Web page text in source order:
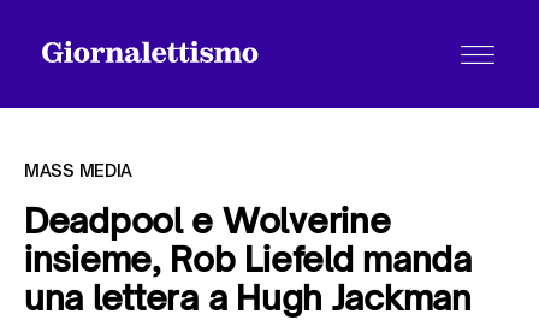
Tutti gli articoli
MASS MEDIA
Deadpool e Wolverine
insieme, Rob Liefeld manda
una lettera a Hugh Jackman